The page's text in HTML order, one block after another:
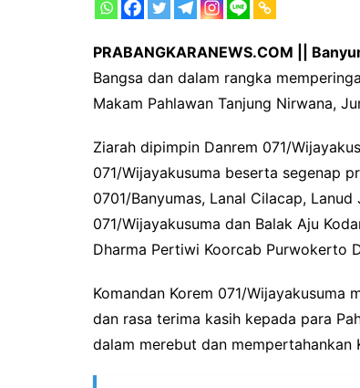
PRABANGKARANEWS.COM ||
Bangsa dan dalam rangka
Makam Pahlawan Tanjung Nirwana,
Ziarah dipimpin Danrem 071/
071/Wijayakusuma beserta segenap
0701/Banyumas, Lanal Cilacap,
071/Wijayakusuma dan Balak Aju
Dharma Pertiwi Koorcab Purwokerto
Komandan Korem 071/Wijayakusuma
dan rasa terima kasih kepada para
dalam merebut dan mempertahankan